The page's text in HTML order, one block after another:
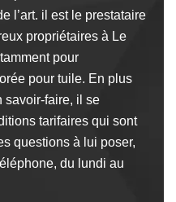
l’art. il est le prestataire
propriétaires à Le
pour
pour tuile. En plus
savoir-faire, il se
tarifaires qui sont
questions à lui poser,
du lundi au